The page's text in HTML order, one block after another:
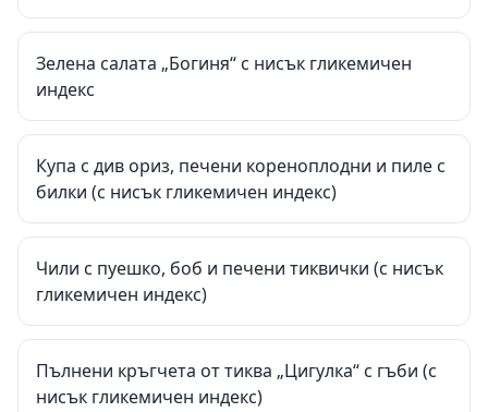
Зелена салата „Богиня“ с нисък гликемичен
индекс
Купа с див ориз, печени кореноплодни и пиле с
билки (с нисък гликемичен индекс)
Чили с пуешко, боб и печени тиквички (с нисък
гликемичен индекс)
Пълнени кръгчета от тиква „Цигулка“ с гъби (с
нисък гликемичен индекс)